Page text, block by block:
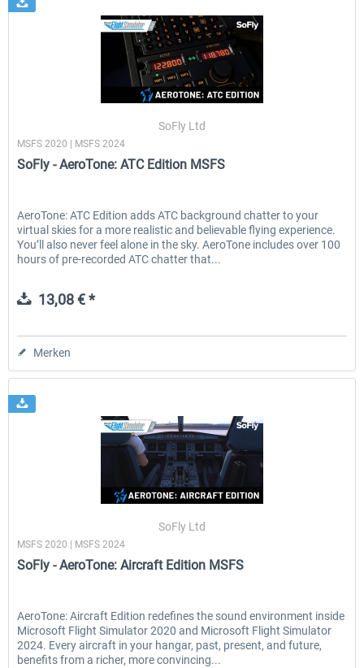
SoFly Ltd
MSFS 2020 | MSFS 2024
SoFly - AeroTone: ATC Edition MSFS
AeroTone: ATC Edition adds ATC background chatter to your
virtual skies for a more realistic and believable flying experience.
You’ll also never feel alone in the sky. AeroTone includes over 100
hours of pre-recorded ATC chatter that...
13,08 € *
Merken
SoFly Ltd
MSFS 2020 | MSFS 2024
SoFly - AeroTone: Aircraft Edition MSFS
AeroTone: Aircraft Edition redefines the sound environment inside
Microsoft Flight Simulator 2020 and Microsoft Flight Simulator
2024. Every aircraft in your hangar, past, present, and future,
benefits from a richer, more convincing...